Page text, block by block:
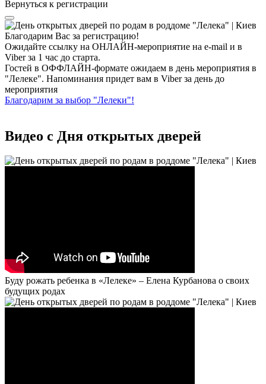
Вернуться к регистрации
Благодарим Вас за регистрацию!
Ожидайте ссылку на ОНЛАЙН-мероприятие на e-mail и в
Viber за 1 час до старта.
Гостей в ОФФЛАЙН-формате ожидаем в день мероприятия в
"Лелеке". Напоминания придет вам в Viber за день до
мероприятия
Благодарим за выбор "Лелеки"!
Видео с Дня открытых дверей
Буду рожать ребенка в «Лелеке» – Елена Курбанова о своих
будущих родах